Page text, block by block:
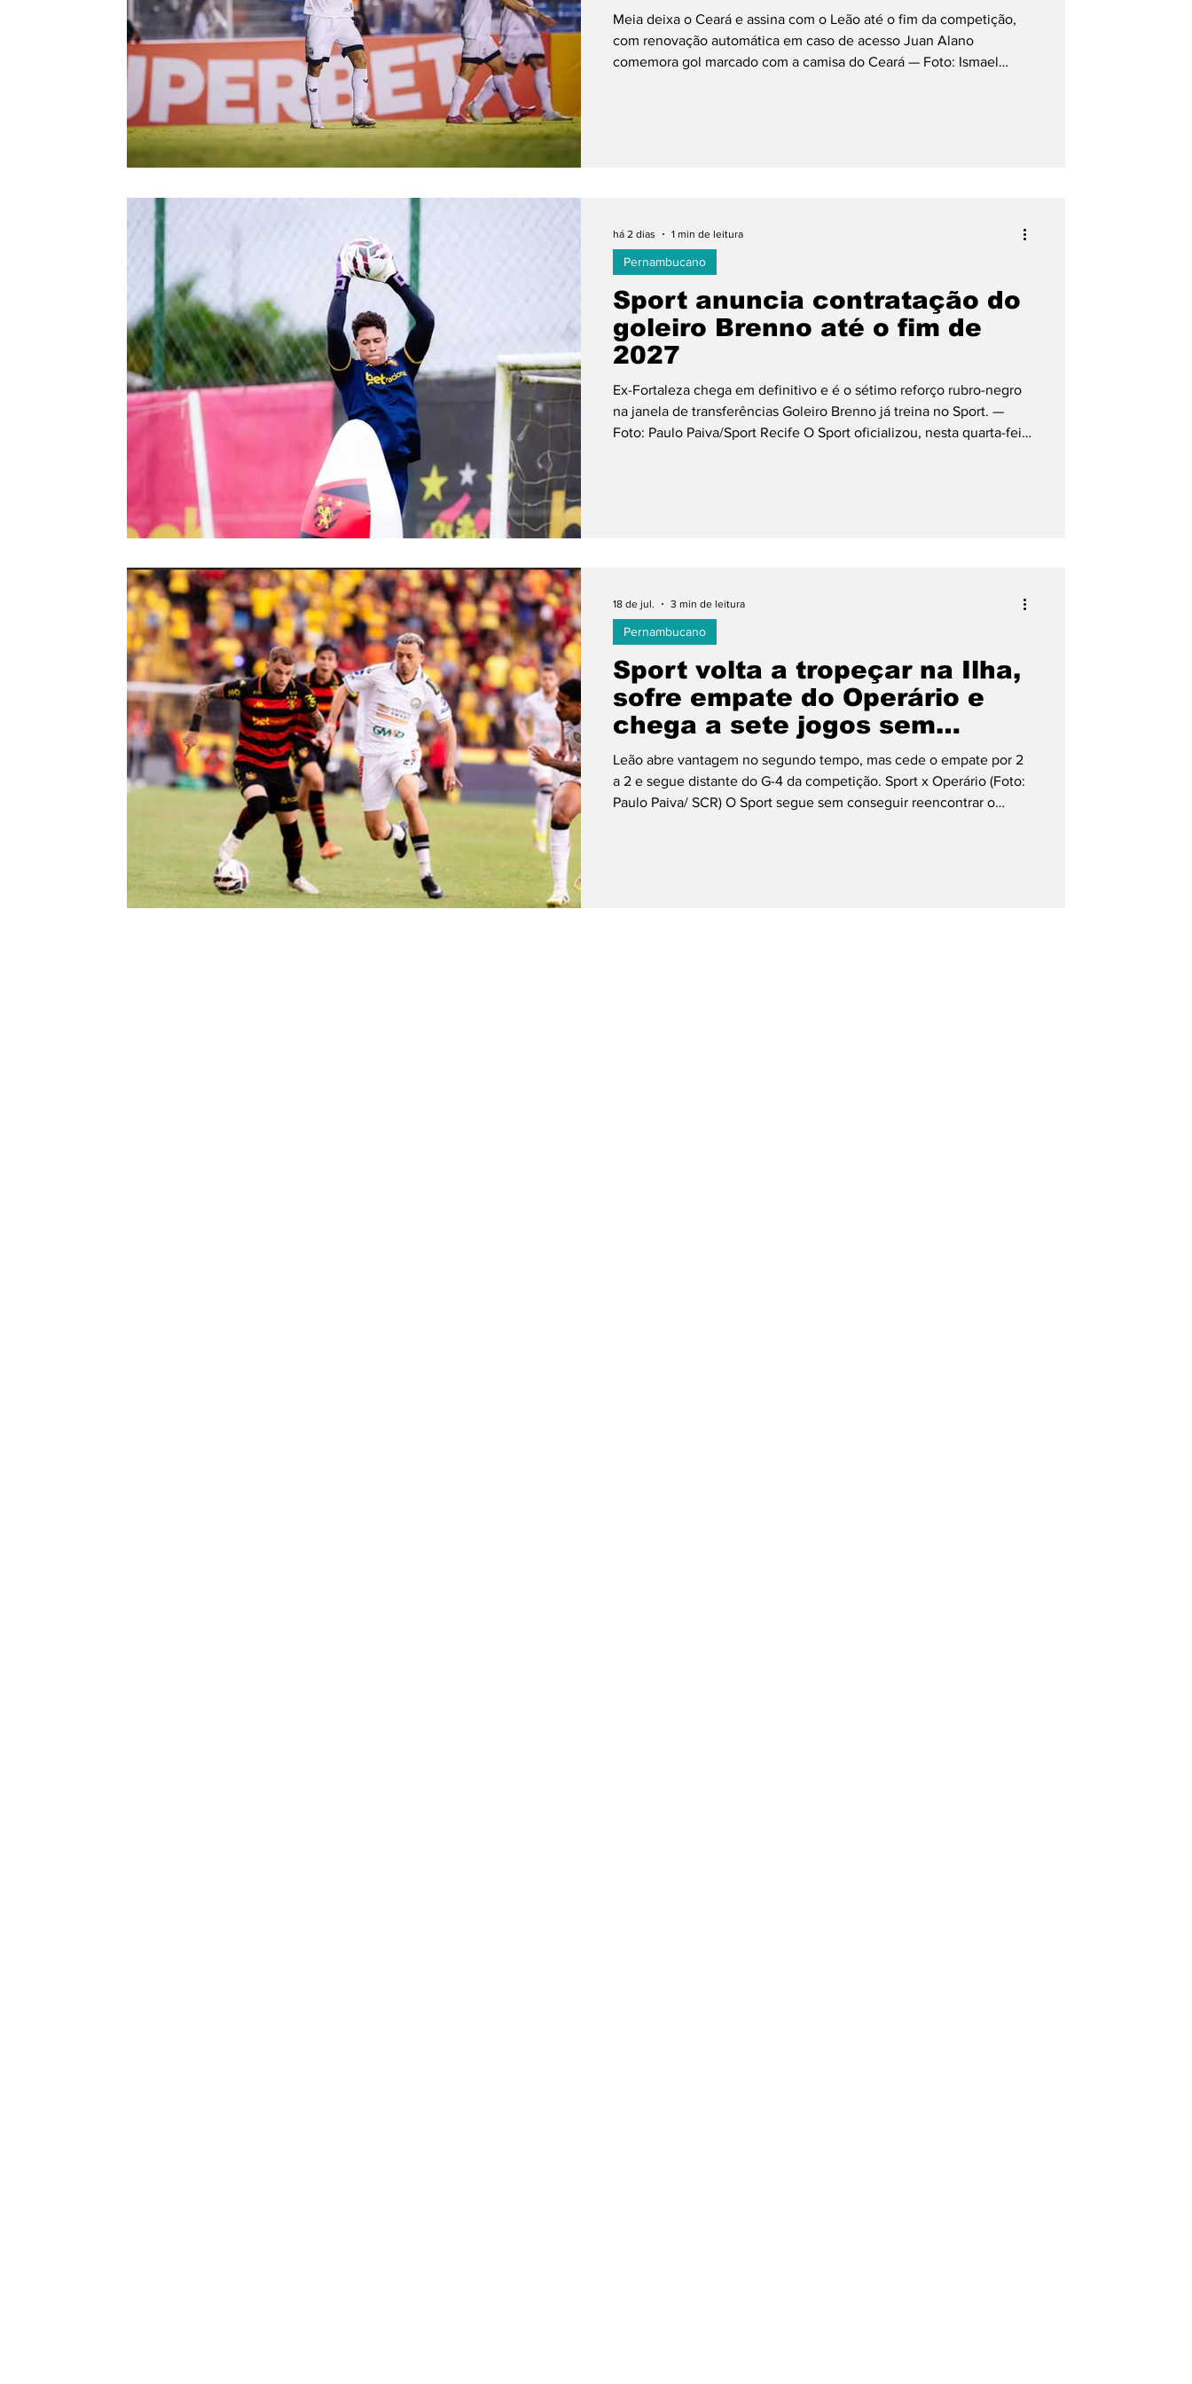
Retrô CBF Arbitragem Futebol Feminino Libertadores Copa do Brasil Copa América
Meia deixa o Ceará e assina com o Leão até o fim da competição,
com renovação automática em caso de acesso Juan Alano
comemora gol marcado com a camisa do Ceará — Foto: Ismael
Sport anuncia contratação do
goleiro Brenno até o fim de
2027
Ex-Fortaleza chega em definitivo e é o sétimo reforço rubro-negro
na janela de transferências Goleiro Brenno já treina no Sport. —
Foto: Paulo Paiva/Sport Recife O Sport oficializou, nesta quarta-feira
Pernambucano
há 2 dias 1 min de leitura
Sport volta a tropeçar na Ilha,
sofre empate do Operário e
chega a sete jogos sem
vencer na Série B
Leão abre vantagem no segundo tempo, mas cede o empate por 2
a 2 e segue distante do G-4 da competição. Sport x Operário (Foto:
Paulo Paiva/ SCR) O Sport segue sem conseguir reencontrar o
Pernambucano
18 de jul. 3 min de leitura